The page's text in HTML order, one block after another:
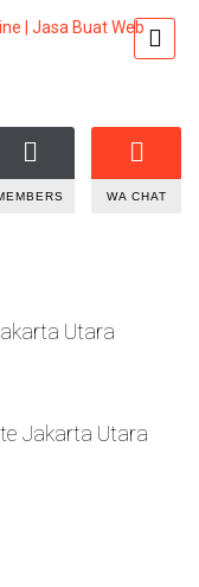
WA CHAT
Utara
Jakarta Utara